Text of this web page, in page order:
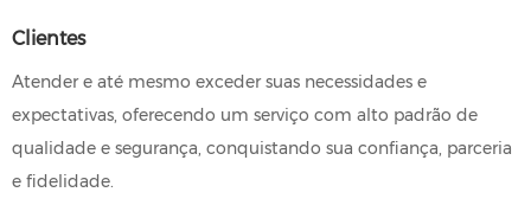
Clientes
Atender e até mesmo exceder suas necessidades e
expectativas, oferecendo um serviço com alto padrão de
qualidade e segurança, conquistando sua confiança, parceria
e fidelidade.